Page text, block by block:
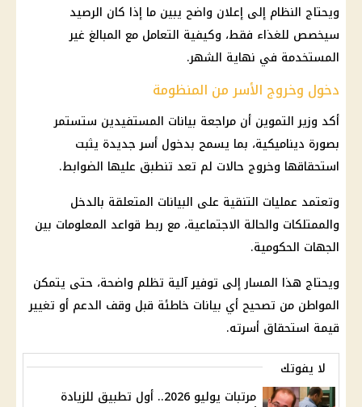
ويحتاج النظام إلى إعلان واضح يبين ما إذا كان الرصيد
سيخصص للغذاء فقط، وكيفية التعامل مع المبالغ غير
المستخدمة في نهاية الشهر.
دخول وخروج الأسر من المنظومة
أكد وزير التموين أن مراجعة بيانات المستفيدين ستستمر
بصورة ديناميكية، بما يسمح بدخول أسر جديدة يثبت
استحقاقها وخروج حالات لم تعد تنطبق عليها الضوابط.
وتعتمد عمليات التنقية على البيانات المتعلقة بالدخل
والممتلكات والحالة الاجتماعية، مع ربط قواعد المعلومات بين
الجهات الحكومية.
ويحتاج هذا المسار إلى توفير آلية تظلم واضحة، حتى يتمكن
المواطن من تصحيح أي بيانات خاطئة قبل وقف الدعم أو تغيير
قيمة استحقاق أسرته.
لا يفوتك
مرتبات يوليو 2026.. أول تطبيق للزيادة